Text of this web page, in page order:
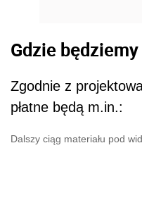
Gdzie będziemy
Zgodnie z
płatne będą m.in.:
Dalszy ciąg materiału pod